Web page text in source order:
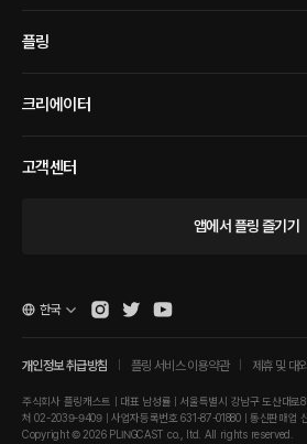
플링
크리에이터
고객센터
앱에서 플링 즐기기
개인정보 취급방침 플링 서비스 이용약관 제휴 및 대
주식회사 플링캐스트 | 대표 남성률 | 서울특별시 강남구 도산대
처 02-2039-9409 | 사업자등록번호 631-87-01880 | 통신판매업
Copyright © 2026 PLINGCAST co., ltd. All rights reserved.
한국